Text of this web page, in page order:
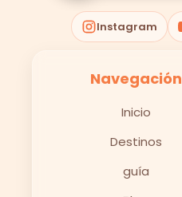
Instagram
Navegación
Inicio
Destinos
guía